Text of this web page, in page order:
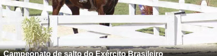
Campeonato de salto do Exército Brasileiro